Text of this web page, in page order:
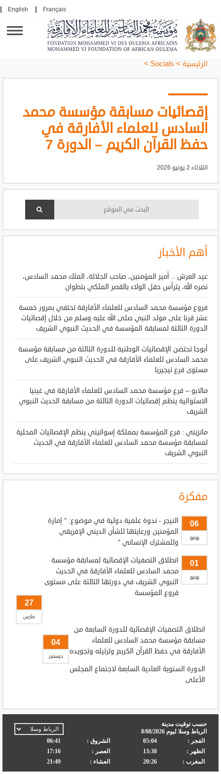
Français
English
الرئيسية >
Socials
>
إقصائيات مسابقة مؤسسة محمد
السادس للعلماء الأفارقة في
حفظ القرآن الكريم – الدورة 7
الثلاثاء 2 يونيو 2026
أهم الأخبار
عيد العرش .. أمير المؤمنين، صاحب الجلالة، الملك محمد السادس،
نصره الله، يترأس حفل الولاء بالقصر الملكي بتطوان
فروع مؤسسة محمد السادس للعلماء الأفارقة تحتفي بمرور خمسة
عشر قرنا على مولد النبي صلى الله عليه وسلم من خلال إقصائيات
الدورة الثالثة لمسابقة المؤسسة في الحديث النبوي الشريف
أبوجا تحتضن الإقصائيات الوطنية للدورة الثالثة من مسابقة مؤسسة
محمد السادس للعلماء الأفارقة في الحديث النبوي الشريف على
مستوى فرع نيجيريا
مالابو – فرع مؤسسة محمد السادس للعلماء الأفارقة في غينيا
الاستوائية ينظم إقصائيات الدورة الثالثة من مسابقة الحديث النبوي
الشريف
مانزيني : فرع المؤسسة بمملكة إسواتيني ينظم الإقصائيات المحلية
لمسابقة مؤسسة محمد السادس للعلماء الأفارقة في الحديث
النبوي الشريف
مفكرة
06
يونيو
النيجر - ندوة علمية دولية في موضوع: " إمارة
المؤمنين ورعايتها للشأن الديني الإفريقي
وللمشترك الإنساني "
01
يونيو
انطلاق التصفيات الإقصائية لمسابقة مؤسسة
محمد السادس للعلماء الأفارقة في الحديث
النبوي الشريف في دورتها الثالثة على مستوى
فروع المؤسسة
27
مارس
انطلاق التصفيات الإقصائية للدورة السابعة من
مسابقة مؤسسة محمد السادس للعلماء
الأفارقة في حفظ القرآن الكريم وترتيله وتجويده
04
ديسمبر
الدورة السنوية العادية السابعة لاجتماع المجلس
الأعلى